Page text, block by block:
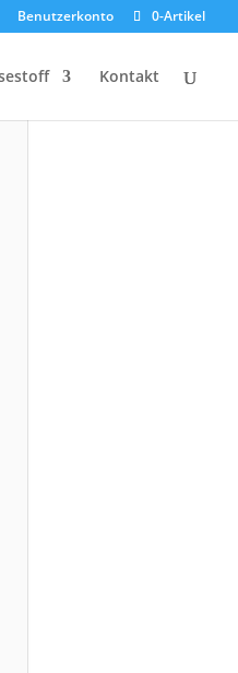
Benutzerkonto 0-Artikel
Kontakt